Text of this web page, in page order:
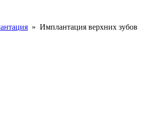
» Имплантация верхних зубов